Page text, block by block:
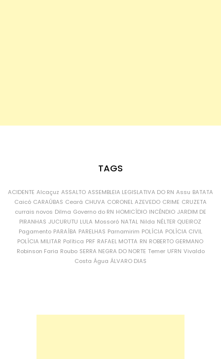
TAGS
ACIDENTE Alcaçuz ASSALTO ASSEMBLEIA LEGISLATIVA DO RN Assu BATATA
Caicó CARAÚBAS Ceará CHUVA CORONEL AZEVEDO CRIME CRUZETA
currais novos Dilma Governo do RN HOMICÍDIO INCÊNDIO JARDIM DE
PIRANHAS JUCURUTU LULA Mossoró NATAL Nilda NÉLTER QUEIROZ
Pagamento PARAÍBA PARELHAS Parnamirim POLÍCIA POLÍCIA CIVIL
POLÍCIA MILITAR Política PRF RAFAEL MOTTA RN ROBERTO GERMANO
Robinson Faria Roubo SERRA NEGRA DO NORTE Temer UFRN Vivaldo
Costa Água ÁLVARO DIAS